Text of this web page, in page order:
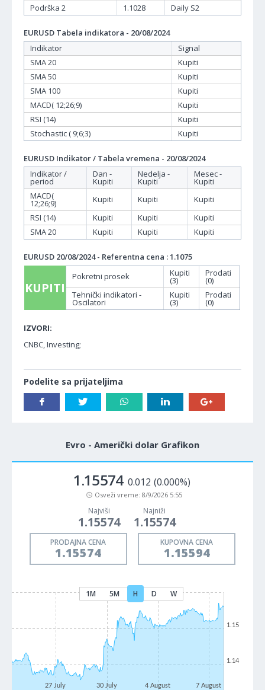
Podrška 2
1.1028 Daily S2
EURUSD Tabela indikatora - 20/08/2024
Indikator
Signal
SMA 20
Kupiti
SMA 50
Kupiti
SMA 100
Kupiti
MACD( 12;26;9)
Kupiti
RSI (14)
Kupiti
Stochastic ( 9;6;3)
Kupiti
EURUSD Indikator / Tabela vremena - 20/08/2024
Indikator /
period
Dan -
Kupiti
Nedelja -
Kupiti
Mesec -
Kupiti
MACD(
12;26;9) Kupiti Kupiti
Kupiti
RSI (14)
Kupiti Kupiti
Kupiti
SMA 20
Kupiti Kupiti Kupiti
EURUSD 20/08/2024 - Referentna cena : 1.1075
KUPITI
Pokretni prosek Kupiti
(3)
Prodati
(0)
Tehnički indikatori -
Oscilatori
Kupiti
(3)
Prodati
(0)
IZVORI:
CNBC, Investing;
Podelite sa prijateljima
Evro - Američki dolar Grafikon
1.15574 0.012 (0.000%)
Osveži vreme: 8/9/2026 5:55
Najviši
1.15574
Najniži
1.15574
PRODAJNA CENA
1.15574
KUPOVNA CENA
1.15594
1M 5M H D W
27 July
30 July
4 August
7 August
1.14
1.15